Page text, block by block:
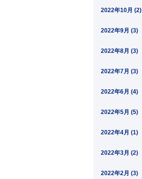
2022年10月 (2)
2022年9月 (3)
2022年8月 (3)
2022年7月 (3)
2022年6月 (4)
2022年5月 (5)
2022年4月 (1)
2022年3月 (2)
2022年2月 (3)